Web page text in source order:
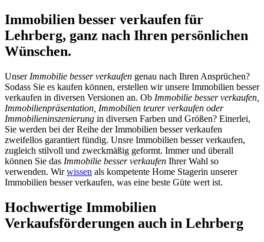
Immobilien besser verkaufen für
Lehrberg, ganz nach Ihren persönlichen
Wünschen.
Unser Immobilie besser verkaufen genau nach Ihren Ansprüchen?
Sodass Sie es kaufen können, erstellen wir unsere Immobilien besser
verkaufen in diversen Versionen an. Ob Immobilie besser verkaufen,
Immobilienpräsentation, Immobilien teurer verkaufen oder
Immobilieninszenierung in diversen Farben und Größen? Einerlei,
Sie werden bei der Reihe der Immobilien besser verkaufen
zweifellos garantiert fündig. Unsre Immobilien besser verkaufen,
zugleich stilvoll und zweckmäßig geformt. Immer und überall
können Sie das Immobilie besser verkaufen Ihrer Wahl so
verwenden. Wirwissen als kompetente Home Stagerin unserer
Immobilien besser verkaufen, was eine beste Güte wert ist.
Hochwertige Immobilien
Verkaufsförderungen auch in Lehrberg